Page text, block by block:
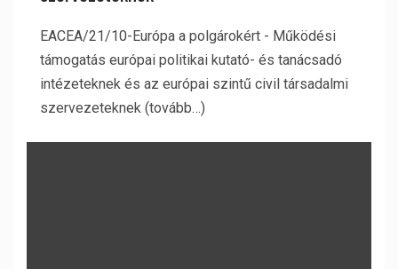
EACEA/21/10-Európa a polgárokért - Működési
támogatás európai politikai kutató- és tanácsadó
intézeteknek és az európai szintű civil társadalmi
szervezeteknek (tovább…)